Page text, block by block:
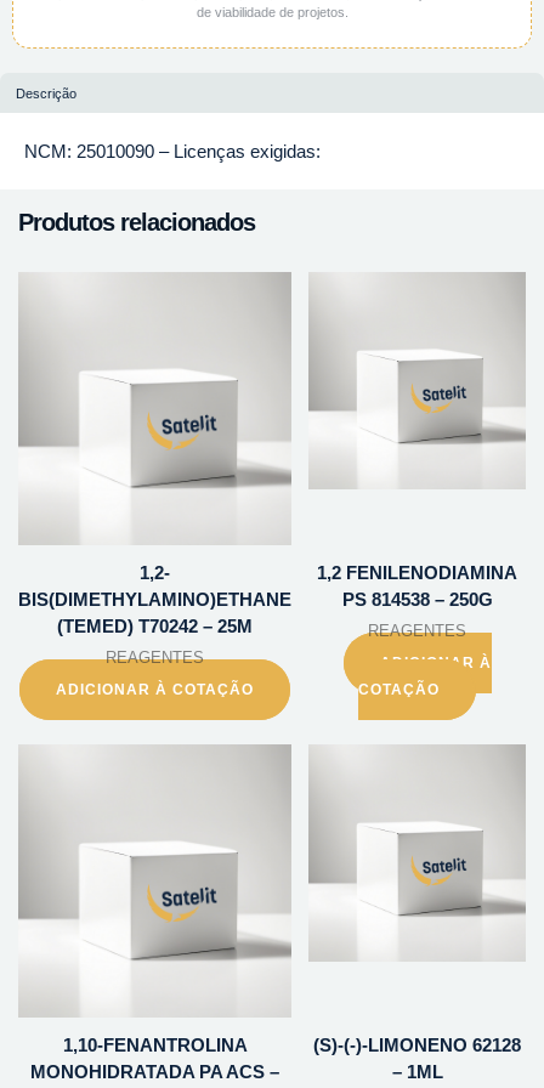
de viabilidade de projetos.
Descrição
NCM: 25010090 – Licenças exigidas:
Produtos relacionados
1,2-
BIS(DIMETHYLAMINO)ETHANE
(TEMED) T70242 – 25M
REAGENTES
ADICIONAR À COTAÇÃO
1,2 FENILENODIAMINA
PS 814538 – 250G
REAGENTES
ADICIONAR À
COTAÇÃO
1,10-FENANTROLINA
MONOHIDRATADA PA ACS –
(S)-(-)-LIMONENO 62128
– 1ML